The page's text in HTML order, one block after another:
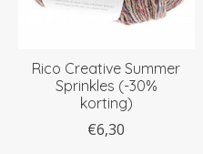
Rico Creative Summer
Sprinkles (-30%
korting)
€6,30